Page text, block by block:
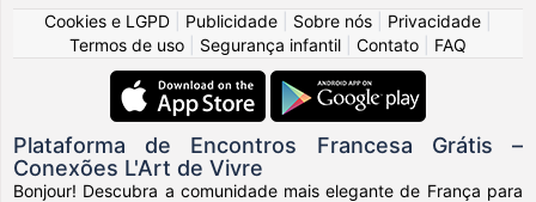
Cookies e LGPD
Publicidade Sobre nós Privacidade
Termos de uso
Segurança infantil Contato FAQ
Plataforma de Encontros Francesa Grátis –
Conexões L'Art de Vivre
Bonjour! Descubra a comunidade mais elegante de França para